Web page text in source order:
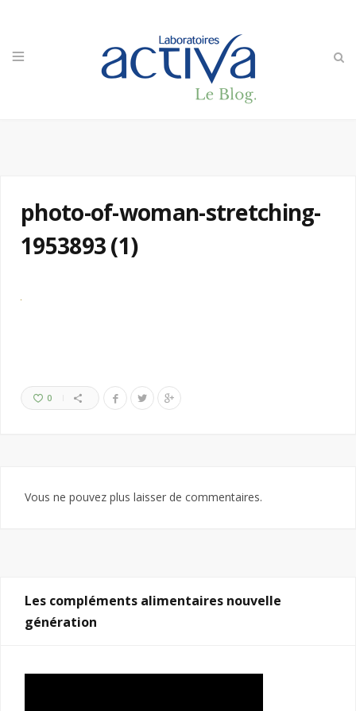
photo-of-woman-stretching-
1953893 (1)
0
Vous ne pouvez plus laisser de commentaires.
Les compléments alimentaires nouvelle
génération